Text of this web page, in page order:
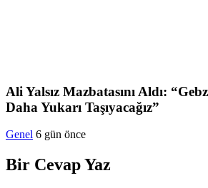
Ali Yalsız Mazbatasını Aldı:
Daha Yukarı Taşıyacağız”
Genel 6 gün önce
Bir Cevap Yaz